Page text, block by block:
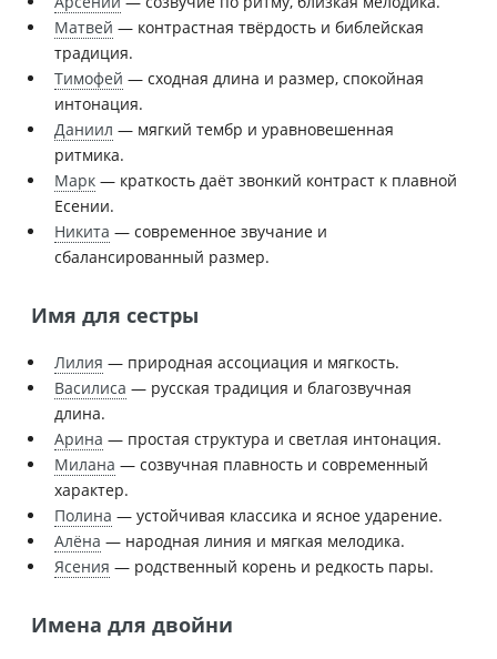
Матвей — контрастная твёрдость и библейская
традиция.
Тимофей — сходная длина и размер, спокойная
интонация.
Даниил — мягкий тембр и уравновешенная
ритмика.
Марк — краткость даёт звонкий контраст к плавной
Есении.
Никита — современное звучание и
сбалансированный размер.
Имя для сестры
Лилия — природная ассоциация и мягкость.
Василиса — русская традиция и благозвучная
длина.
Арина — простая структура и светлая интонация.
Милана — созвучная плавность и современный
характер.
Полина — устойчивая классика и ясное ударение.
Алёна — народная линия и мягкая мелодика.
Ясения — родственный корень и редкость пары.
Имена для двойни